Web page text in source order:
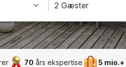
2 Gæster
70 års ekspertise 5 mio.+